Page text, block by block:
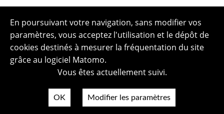
En poursuivant votre navigation, sans modifier vos
paramètres, vous acceptez l'utilisation et le dépôt de
cookies destinés à mesurer la fréquentation du site
grâce au logiciel Matomo.
Vous êtes actuellement suivi.
OK Modifier les paramètres